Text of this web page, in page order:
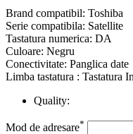
Brand compatibil: Toshiba
Serie compatibila: Satellite
Tastatura numerica: DA
Culoare: Negru
Conectivitate: Panglica date
Limba tastatura : Tastatura
Quality:
Mod de adresare*